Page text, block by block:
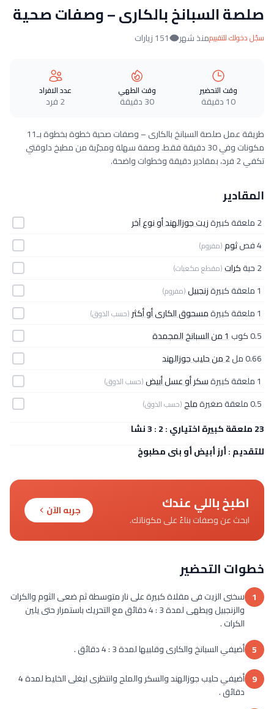
صلصة السبانخ بالكارى – وصفات صحية
سجّل دخولك للتقييممنذ شهر 151 زيارات
وقت التحضير
10 دقيقة
وقت الطهي
30 دقيقة
عدد الافراد
2 فرد
طريقة عمل صلصة السبانخ بالكارى – وصفات صحية خطوة بخطوة بـ11
مكونات وفي 30 دقيقة فقط. وصفة سهلة ومجرّبة من مطبخ دلوقتي
تكفي 2 فرد، بمقادير دقيقة وخطوات واضحة.
المقادير
2 ملعقة كبيرة
زيت جوزالهند أو نوع آخر
4 فص
ثوم(مفروم)
2 حبة كرات(مقطع مكعبات)
1 ملعقة كبيرة زنجبيل(مفروم)
1 ملعقة كبيرة مسحوق الكارى أو أكثر (حسب الذوق)
0.5 كوب
1 من السبانخ المجمدة
0.66 مل
2 من حليب جوزالهند
1 ملعقة كبيرة
سكر أو عسل أبيض(حسب الذوق)
0.5 ملعقة صغيرة ملح(حسب الذوق)
23 ملعقة كبيرة اختياري : 2 : 3 نشا
للتقديم : أرز أبيض أو بنى مطبوخ
اطبخ باللي عندك
ابحث عن وصفات بناءً على مكوناتك.
جربه الآن
خطوات التحضير
1 سخنى الزيت فى مقلاة كبيرة على نار متوسطة ثم ضعى الثوم والكرات
والزنجبيل ويطهى لمدة 3 : 4 دقائق مع التحريك باستمرار حتى يلين
الكرات .
5 أضيفي السبانخ والكارى وقلبيها لمدة 3 : 4 دقائق .
9
أضيفي حليب جوزالهند والسكر والملح وانتظرى ليغلى الخليط لمدة 4
دقائق .